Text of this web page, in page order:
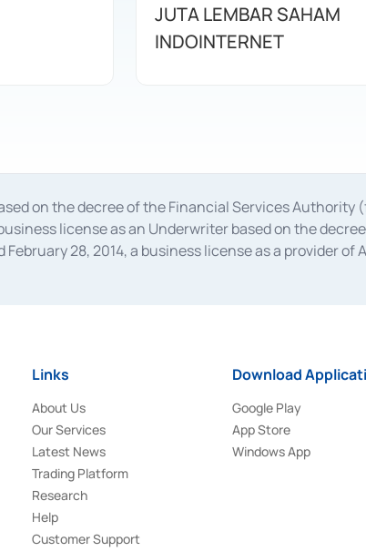
JUTA LEMBAR SAHAM
INDOINTERNET
on the decree of the Financial Services Authority
license as an Underwriter based on the
28, 2014, a business license as a provider
Authority Number S-67/PM.21/2014 dated
2018.
Links
About Us
Our Services
Latest News
Trading Platform
Research
Help
Customer Support
Download
Google Play
App Store
Windows App